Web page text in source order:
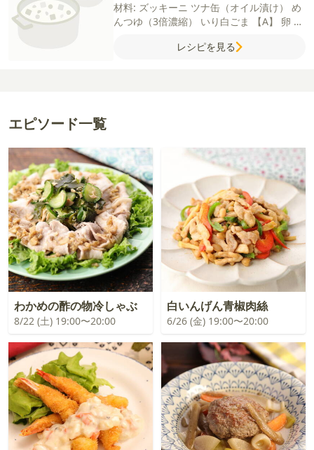
材料: ズッキーニ ツナ缶（オイル漬け） め
んつゆ（3倍濃縮） いり白ごま 【A】 卵 マ
レシピを見る
エピソード一覧
わかめの酢の物冷しゃぶ
8/22 (土) 19:00〜20:00
白いんげん青椒肉絲
6/26 (金) 19:00〜20:00